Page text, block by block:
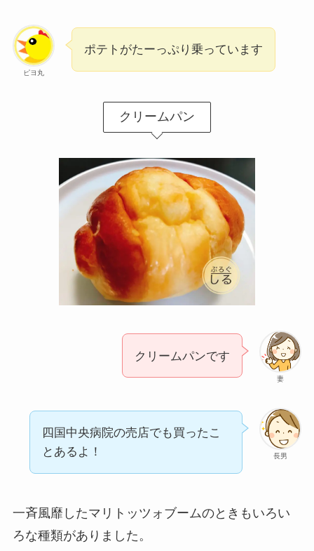
ピヨ丸
ポテトがたーっぷり乗っています
クリームパン
妻
クリームパンです
長男
四国中央病院の売店でも買ったこ
とあるよ！
一斉風靡したマリトッツォブームのときもいろい
ろな種類がありました。